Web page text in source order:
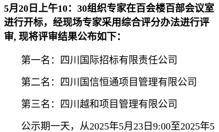
5月20日上午10：30组织专家在百会楼百部会议室
进行开标，经现场专家采用综合评分办法进行评
审, 现将评审结果公布如下：
第一名：四川国际招标有限责任公司
第二名：四川国信恒通项目管理有限公司
第三名：四川越和项目管理有限公司
公示期一天，从2025年5月 23 日 9:00至2025年5